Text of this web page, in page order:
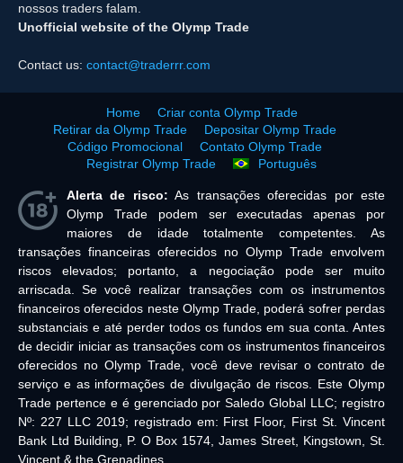
nossos traders falam.
Unofficial website of the Olymp Trade
Contact us: contact@traderrr.com
Home
Criar conta Olymp Trade
Retirar da Olymp Trade
Depositar Olymp Trade
Código Promocional
Contato Olymp Trade
Registrar Olymp Trade
Português
Alerta de risco: As transações oferecidas por este
Olymp Trade podem ser executadas apenas por
maiores de idade totalmente competentes. As
transações financeiras oferecidos no Olymp Trade envolvem
riscos elevados; portanto, a negociação pode ser muito
arriscada. Se você realizar transações com os instrumentos
financeiros oferecidos neste Olymp Trade, poderá sofrer perdas
substanciais e até perder todos os fundos em sua conta. Antes
de decidir iniciar as transações com os instrumentos financeiros
oferecidos no Olymp Trade, você deve revisar o contrato de
serviço e as informações de divulgação de riscos. Este Olymp
Trade pertence e é gerenciado por Saledo Global LLC; registro
Nº: 227 LLC 2019; registrado em: First Floor, First St. Vincent
Bank Ltd Building, P. O Box 1574, James Street, Kingstown, St.
Vincent & the Grenadines.